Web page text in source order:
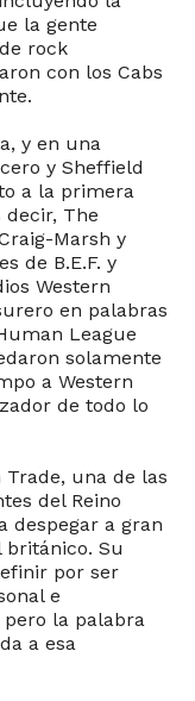
la gente
rock
con los Cabs
y en una
y Sheffield
a la primera
decir, The
Marsh y
de B.E.F. y
Western
en palabras
League
solamente
a Western
de todo lo
Trade, una de las
del Reino
despegar a gran
Su
por ser
e
la palabra
a esa